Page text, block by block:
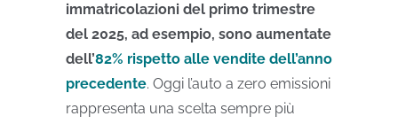
immatricolazioni del primo trimestre
del 2025, ad esempio, sono aumentate
dell’82% rispetto alle vendite dell’anno
precedente. Oggi l’auto a zero emissioni
rappresenta una scelta sempre più